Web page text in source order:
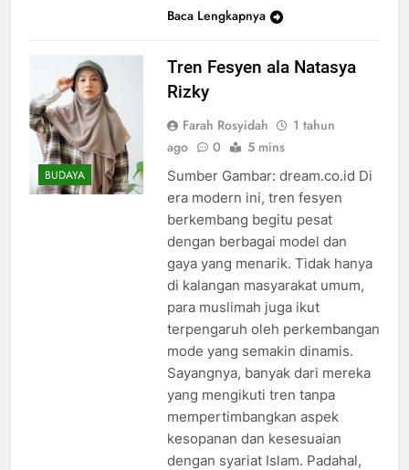
Baca Lengkapnya
BUDAYA
Tren Fesyen ala Natasya
Rizky
Farah Rosyidah
1 tahun
ago
0 5 mins
Sumber Gambar: dream.co.id Di
era modern ini, tren fesyen
berkembang begitu pesat
dengan berbagai model dan
gaya yang menarik. Tidak hanya
di kalangan masyarakat umum,
para muslimah juga ikut
terpengaruh oleh perkembangan
mode yang semakin dinamis.
Sayangnya, banyak dari mereka
yang mengikuti tren tanpa
mempertimbangkan aspek
kesopanan dan kesesuaian
dengan syariat Islam. Padahal,